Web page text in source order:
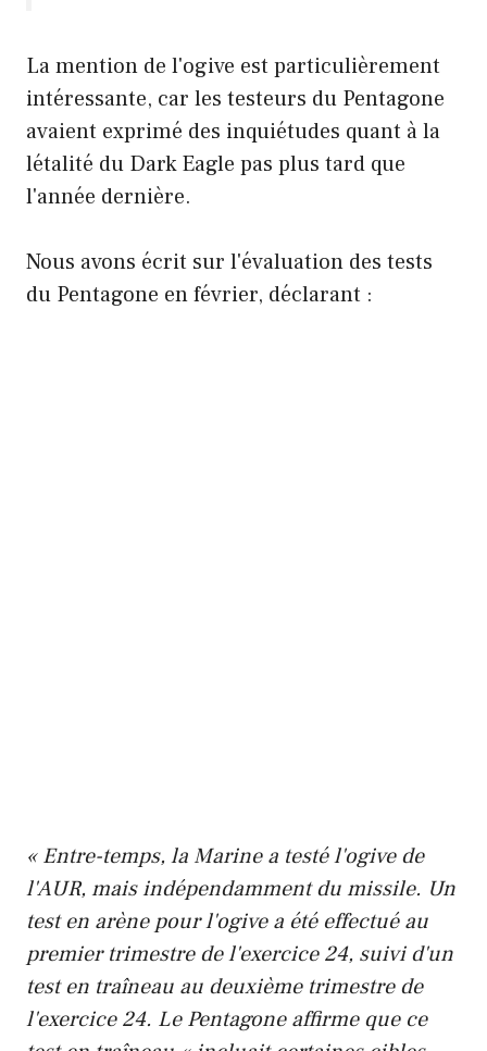
La mention de l'ogive est particulièrement
intéressante, car les testeurs du Pentagone
avaient exprimé des inquiétudes quant à la
létalité du Dark Eagle pas plus tard que
l'année dernière.
Nous avons écrit sur l'évaluation des tests
du Pentagone en février, déclarant :
« Entre-temps, la Marine a testé l'ogive de
l'AUR, mais indépendamment du missile. Un
test en arène pour l'ogive a été effectué au
premier trimestre de l'exercice 24, suivi d'un
test en traîneau au deuxième trimestre de
l'exercice 24. Le Pentagone affirme que ce